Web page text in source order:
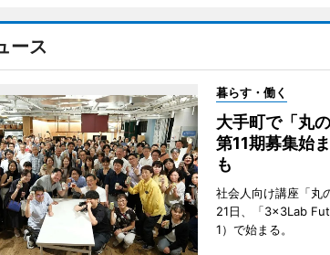
ース
暮らす・働く
大手町で「丸
第11期募集始
も
社会人向け講座「丸
21日、「3×3Lab
1）で始まる。